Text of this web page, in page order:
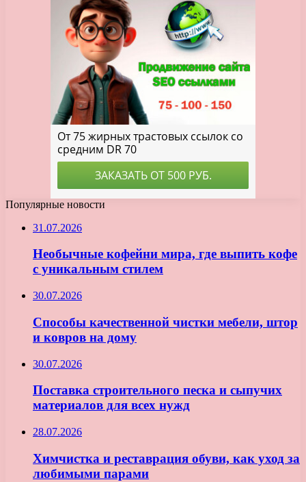
Популярные новости
31.07.2026
Необычные кофейни мира, где выпить кофе
с уникальным стилем
30.07.2026
Способы качественной чистки мебели, штор
и ковров на дому
30.07.2026
Поставка строительного песка и сыпучих
материалов для всех нужд
28.07.2026
Химчистка и реставрация обуви, как уход за
любимыми парами